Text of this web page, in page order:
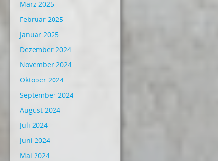
März 2025
Februar 2025
Januar 2025
Dezember 2024
November 2024
Oktober 2024
September 2024
August 2024
Juli 2024
Juni 2024
Mai 2024